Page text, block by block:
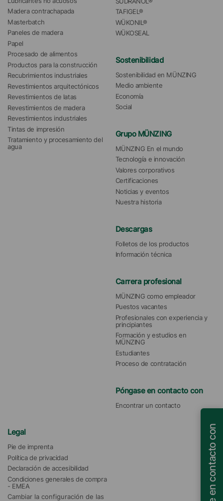
Madera contrachapada
Masterbatch
Paneles de madera
Papel
Procesado de alimentos
Productos para la construcción
Recubrimientos industriales
Revestimientos arquitectónicos
Revestimientos de latas
Revestimientos de madera
Revestimientos industriales
Tintas de impresión
Tratamiento y procesamiento del
agua
TAFIGEL®
WÜKONIL®
WÜKOSEAL
Sostenibilidad
Sostenibilidad en MÜNZING
Medio ambiente
Economía
Social
Grupo MÜNZING
MÜNZING En el mundo
Tecnología e innovación
Valores corporativos
Certificaciones
Noticias y eventos
Nuestra historia
Descargas
Folletos de los productos
Información técnica
Carrera profesional
MÜNZING como empleador
Puestos vacantes
Profesionales con experiencia y
principiantes
Formación y estudios en
MÜNZING
Estudiantes
Proceso de contratación
Póngase en contacto con
Encontrar un contacto
Legal
Pie de imprenta
Política de privacidad
Declaración de accesibilidad
Condiciones generales de compra
- EMEA
Cambiar la configuración de las